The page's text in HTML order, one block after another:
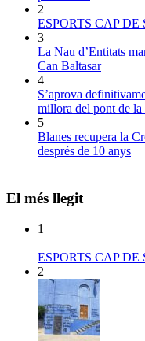
2
ESPORTS CAP
3
La Nau d’Entitats
Can Baltasar
4
S’aprova
millora del pont de
5
Blanes recupera la
després de 10 anys
El més llegit
1
ESPORTS CAP
2